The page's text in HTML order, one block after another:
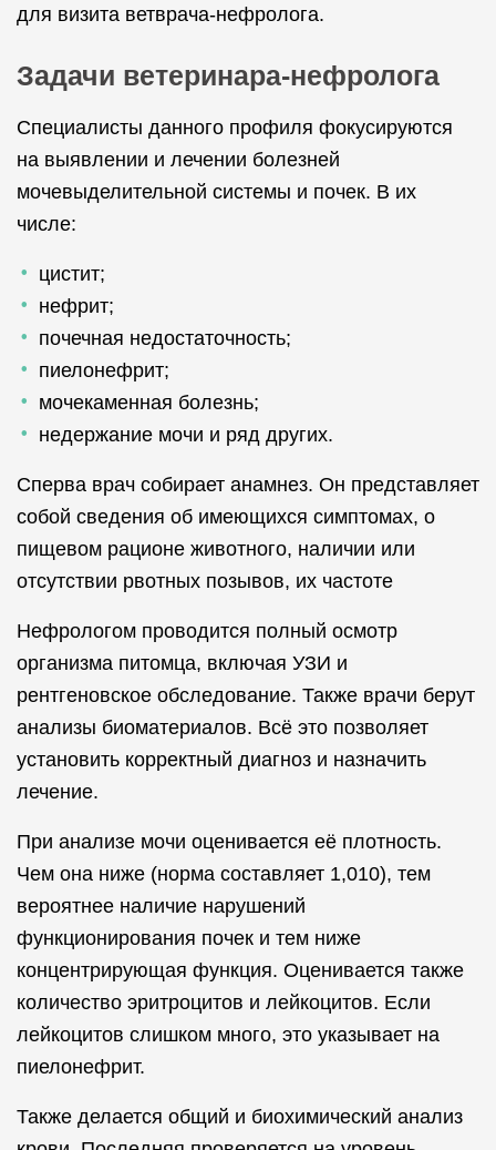
для визита ветврача-нефролога.
Задачи ветеринара-нефролога
Специалисты данного профиля фокусируются
на выявлении и лечении болезней
мочевыделительной системы и почек. В их
числе:
цистит;
нефрит;
почечная недостаточность;
пиелонефрит;
мочекаменная болезнь;
недержание мочи и ряд других.
Сперва врач собирает анамнез. Он представляет
собой сведения об имеющихся симптомах, о
пищевом рационе животного, наличии или
отсутствии рвотных позывов, их частоте
Нефрологом проводится полный осмотр
организма питомца, включая УЗИ и
рентгеновское обследование. Также врачи берут
анализы биоматериалов. Всё это позволяет
установить корректный диагноз и назначить
лечение.
При анализе мочи оценивается её плотность.
Чем она ниже (норма составляет 1,010), тем
вероятнее наличие нарушений
функционирования почек и тем ниже
концентрирующая функция. Оценивается также
количество эритроцитов и лейкоцитов. Если
лейкоцитов слишком много, это указывает на
пиелонефрит.
Также делается общий и биохимический анализ